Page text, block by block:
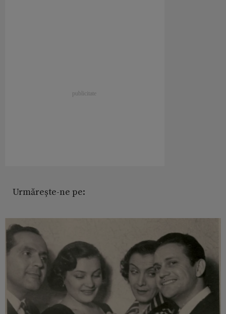
Urmărește-ne pe: